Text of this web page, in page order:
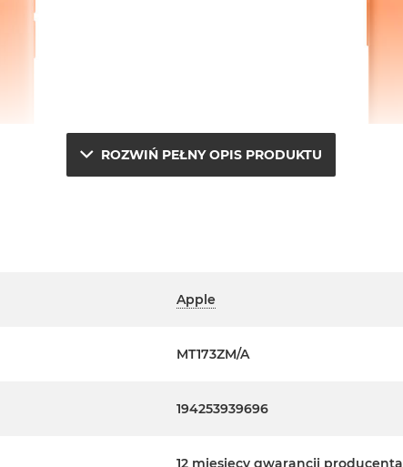
ROZWIŃ PEŁNY OPIS PRODUKTU
Apple
MT173ZM/A
194253939696
12 miesięcy gwarancji producenta